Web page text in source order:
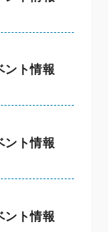
ント情報
ント情報
ント情報